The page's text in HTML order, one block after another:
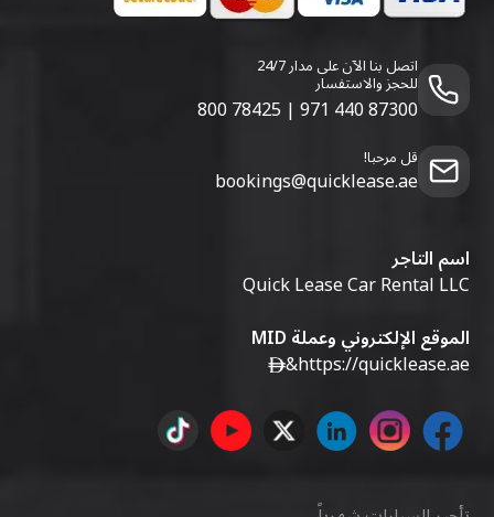
اتصل بنا الآن على مدار 24/7
للحجز والاستفسار
800 78425 | 971 440 87300
قل مرحبا!
bookings@quicklease.ae
اسم التاجر
Quick Lease Car Rental LLC
الموقع الإلكتروني وعملة MID
https://quicklease.ae
&